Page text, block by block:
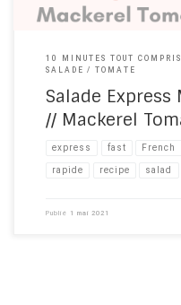
10 MINUTES TOUT COMPRIS
SALADE
TOMATE
Salade
// Mackerel
express fast French
rapide recipe​ salad
Publié 1 mai 2021